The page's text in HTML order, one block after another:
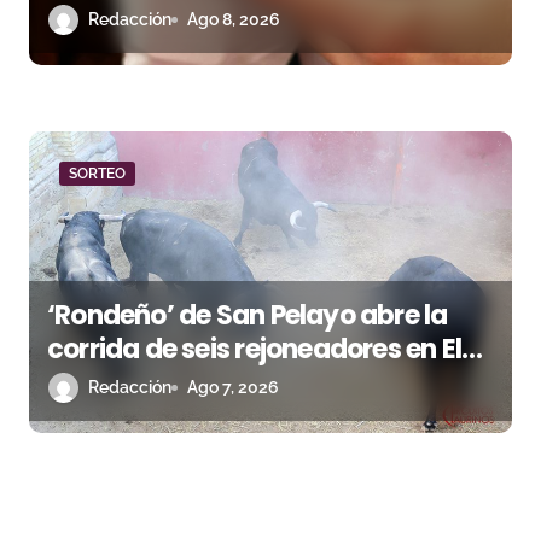
Redacción Ago 8, 2026
SORTEO
‘Rondeño’ de San Pelayo abre la
corrida de seis rejoneadores en El
Puerto de Santa María esta noche
Redacción Ago 7, 2026